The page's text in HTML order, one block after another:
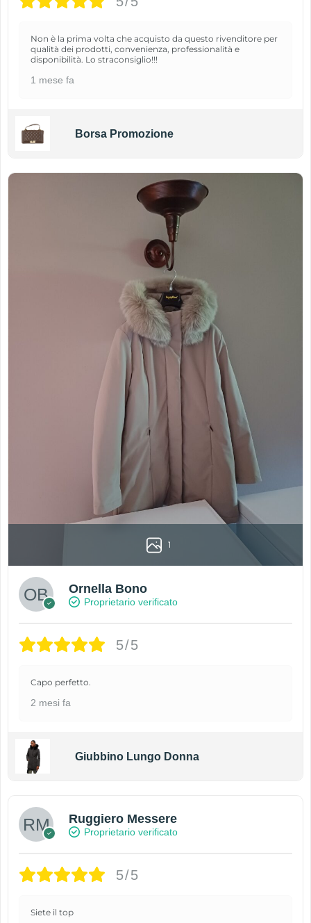
Non è la prima volta che acquisto da questo rivenditore per
qualità dei prodotti, convenienza, professionalità e
disponibilità. Lo straconsiglio!!!
1 mese fa
Borsa Promozione
1
Ornella Bono
Proprietario verificato
5/5
Capo perfetto.
2 mesi fa
Giubbino Lungo Donna
Ruggiero Messere
Proprietario verificato
5/5
Siete il top